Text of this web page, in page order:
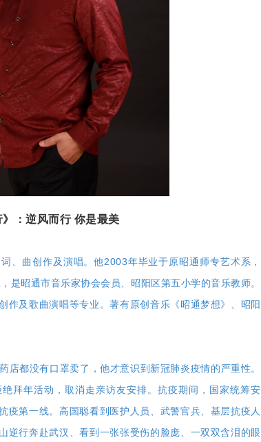
》：逆风而行 你是最美
、曲创作及演唱。他2003年毕业于原昭通师专艺术系，
是昭通市音乐家协会会员、昭阳区第五小学的音乐教师。
作及歌曲演唱等专业。著有原创音乐《昭通梦想》、昭阳
都没有口罩卖了，他才意识到新冠肺炎疫情的严重性。
拜年活动，取消走亲访友安排。抗疫期间，国家统筹安
疫第一线。高国聪看到医护人员、武警官兵、基层抗疫人
逆行奔赴武汉、看到一张张受伤的脸庞、一双双含泪的眼